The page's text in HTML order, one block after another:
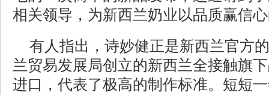
相关领导，为新西兰奶业以品质赢信
有人指出，诗妙健正是新西兰官方
兰贸易发展局创立的新西兰全接触旗
进口，代表了极高的制作标准。短短